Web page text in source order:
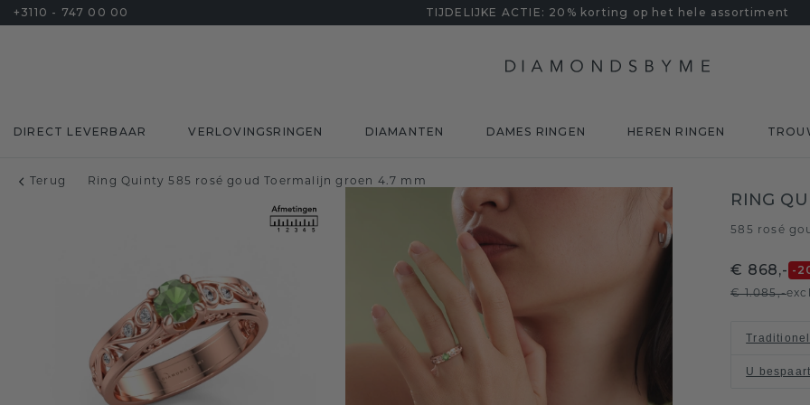
+3110 - 747 00 00 TIJDELIJKE ACTIE: 20% korting op het hele assortiment
DIRECT LEVERBAAR VERLOVINGSRINGEN DIAMANTEN DAMES RINGEN HEREN RINGEN
Terug Ring Quinty 585 rosé goud Toermalijn groen 4.7 mm
RING
585 rosé
€ 868,- -
€ 1.085,-
U